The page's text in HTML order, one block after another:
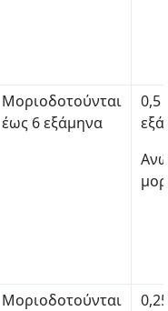
Μοριοδοτούνται
έως 6 εξάμηνα
0,5
Μοριοδοτούνται